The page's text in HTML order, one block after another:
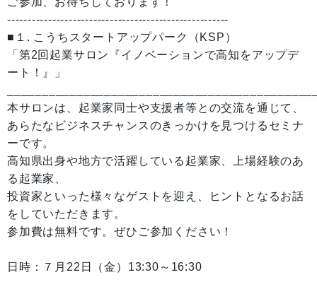
------------------------------------------------------
■１. こうちスタートアップパーク（KSP）
「第2回起業サロン『イノベーションで高知をアップデ
ート！』」
本サロンは、起業家同士や支援者等との交流を通じて、
あらたなビジネスチャンスのきっかけを見つけるセミナ
ーです。
高知県出身や地方で活躍している起業家、上場経験のあ
る起業家、
投資家といった様々なゲストを迎え、ヒントとなるお話
をしていただきます。
参加費は無料です。ぜひご参加ください！
日時：７月22日（金）13:30～16:30